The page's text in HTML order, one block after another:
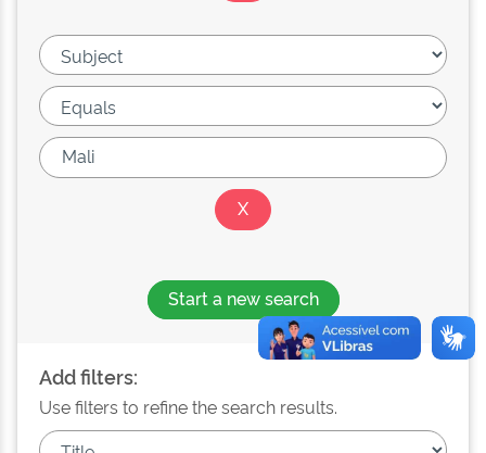
Start a new search
Add filters:
Use filters to refine the search results.